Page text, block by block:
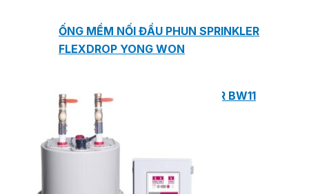
ỐNG MỀM NỐI ĐẦU PHUN SPRINKLER
FLEXDROP YONG WON
SƠN CHỐNG CHÁY FLAMEBAR BW11
RON CHỐNG CHÁY
KEO ACRYLIC SEALANT